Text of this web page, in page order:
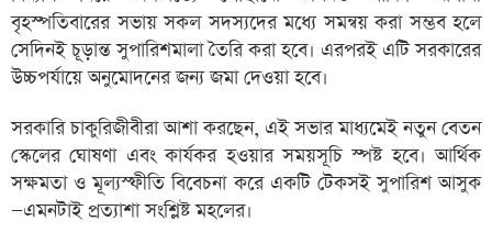
বৃহস্পতিবারের সভায় সকল সদস্যদের মধ্যে সমন্বয় করা সম্ভব হলে
সেদিনই চূড়ান্ত সুপারিশমালা তৈরি করা হবে। এরপরই এটি সরকারের
উচ্চপর্যায়ে অনুমোদনের জন্য জমা দেওয়া হবে।
সরকারি চাকুরিজীবীরা আশা করছেন, এই সভার মাধ্যমেই নতুন বেতন
স্কেলের ঘোষণা এবং কার্যকর হওয়ার সময়সূচি স্পষ্ট হবে। আর্থিক
সক্ষমতা ও মূল্যস্ফীতি বিবেচনা করে একটি টেকসই সুপারিশ আসুক
—এমনটাই প্রত্যাশা সংশ্লিষ্ট মহলের।